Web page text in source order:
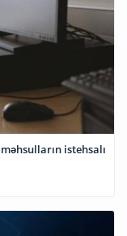
istehsalı